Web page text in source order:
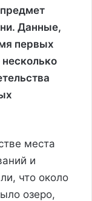
Данные,
первых
места
и
что около
озеро,